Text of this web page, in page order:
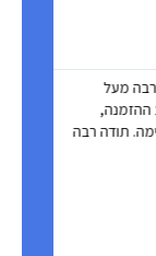
מעל
תודה רבה